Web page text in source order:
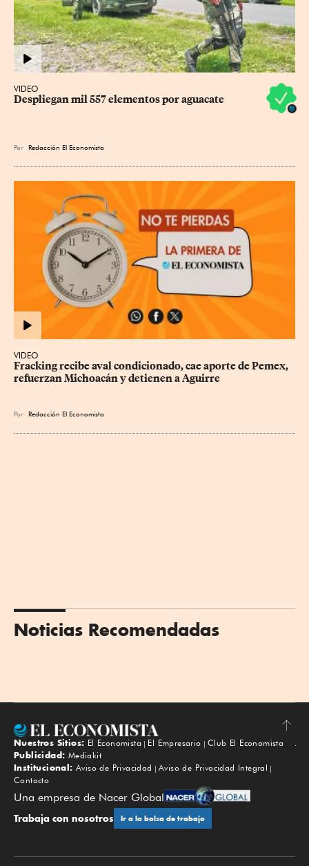
VIDEO
Despliegan mil 557 elementos por aguacate
Por Redacción El Economista
VIDEO
Fracking recibe aval condicionado, cae aporte de Pemex,
refuerzan Michoacán y detienen a Aguirre
Por Redacción El Economista
Noticias Recomendadas
Subir
Nuestros Sitios: El Economista El Empresario
Club El Economista
Publicidad: Mediakit
Institucional: Aviso de Privacidad
Aviso de Privacidad Integral
Contacto
Una empresa de Nacer Global
Trabaja con nosotros Ir a la bolsa de trabajo